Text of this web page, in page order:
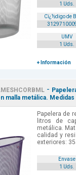
1 Uds.
Cï¿½digo de
UMV
1 Uds.
+ Información
-
malla metálica.
Papelera de
litros de
metálica.
calidad y
exteriores:
Envase
1 Uds.